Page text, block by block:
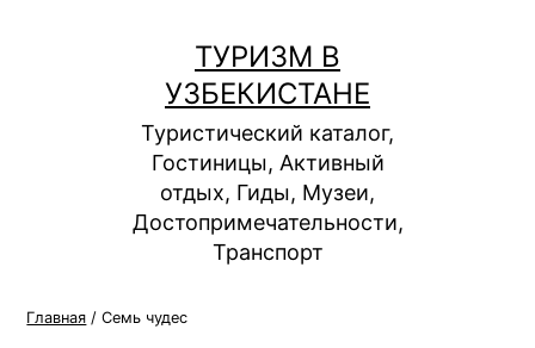
ТУРИЗМ В
УЗБЕКИСТАНЕ
Туристический каталог,
Гостиницы, Активный
отдых, Гиды, Музеи,
Достопримечательности,
Транспорт
Главная / Семь чудес